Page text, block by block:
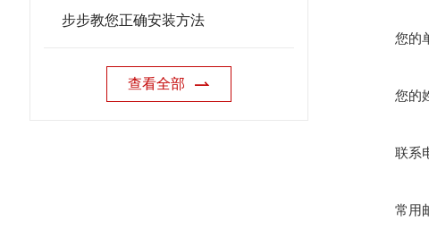
步步教您正确安装方法
查看全部
您的
您的
联系
常用